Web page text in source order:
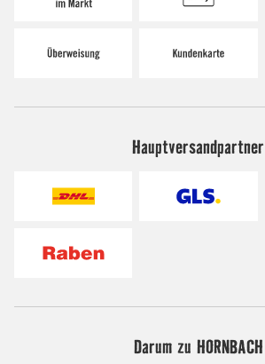
Hauptversandpartner
Darum zu HORNBACH